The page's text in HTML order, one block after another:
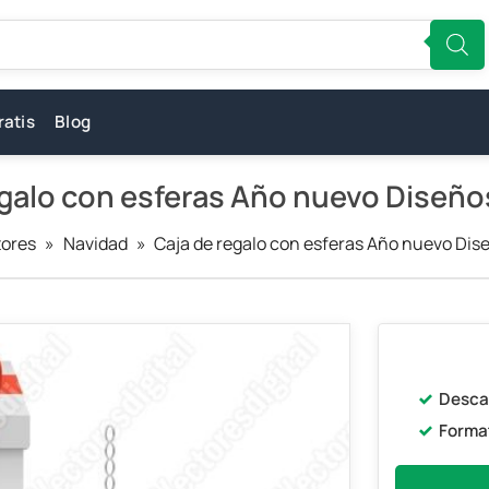
Blog
con esferas Año nuevo
» Navidad » Caja de regalo con esferas Año nuevo